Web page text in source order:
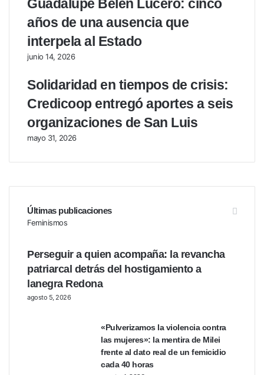
Guadalupe Belén Lucero: cinco
años de una ausencia que
interpela al Estado
junio 14, 2026
Solidaridad en tiempos de crisis:
Credicoop entregó aportes a seis
organizaciones de San Luis
mayo 31, 2026
Últimas publicaciones
Feminismos
Perseguir a quien acompaña: la revancha
patriarcal detrás del hostigamiento a
lanegra Redona
agosto 5, 2026
«Pulverizamos la violencia contra
las mujeres»: la mentira de Milei
frente al dato real de un femicidio
cada 40 horas